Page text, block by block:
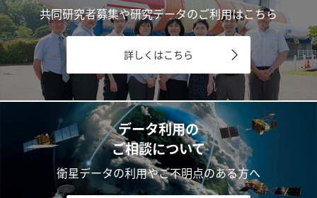
共同研究者募集や研究データのご利用はこちら
詳しくはこちら
データ利用の
ご相談について
衛星データの利用やご不明点のある方へ